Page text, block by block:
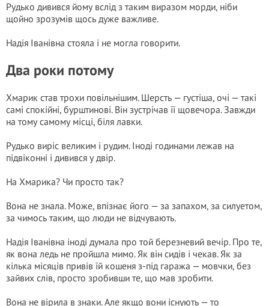
Рудько дивився йому вслід з таким виразом морди, ніби
щойно зрозумів щось дуже важливе.
Надія Іванівна стояла і не могла говорити.
Два роки потому
Хмарик став трохи повільнішим. Шерсть — густіша, очі — такі
самі спокійні, бурштинові. Він зустрічав її щовечора. Завжди
на тому самому місці, біля лавки.
Рудько виріс великим і рудим. Іноді годинами лежав на
підвіконні і дивився у двір.
На Хмарика? Чи просто так?
Вона не знала. Може, впізнає його — за запахом, за силуетом,
за чимось таким, що люди не відчувають.
Надія Іванівна іноді думала про той березневий вечір. Про те,
як вона ледь не пройшла мимо. Як він сидів і чекав. Як за
кілька місяців привів їй кошеня з-під гаража — мовчки, без
зайвих слів, просто зробивши те, що мав зробити.
Вона не вірила в знаки. Але якщо вони існують — то